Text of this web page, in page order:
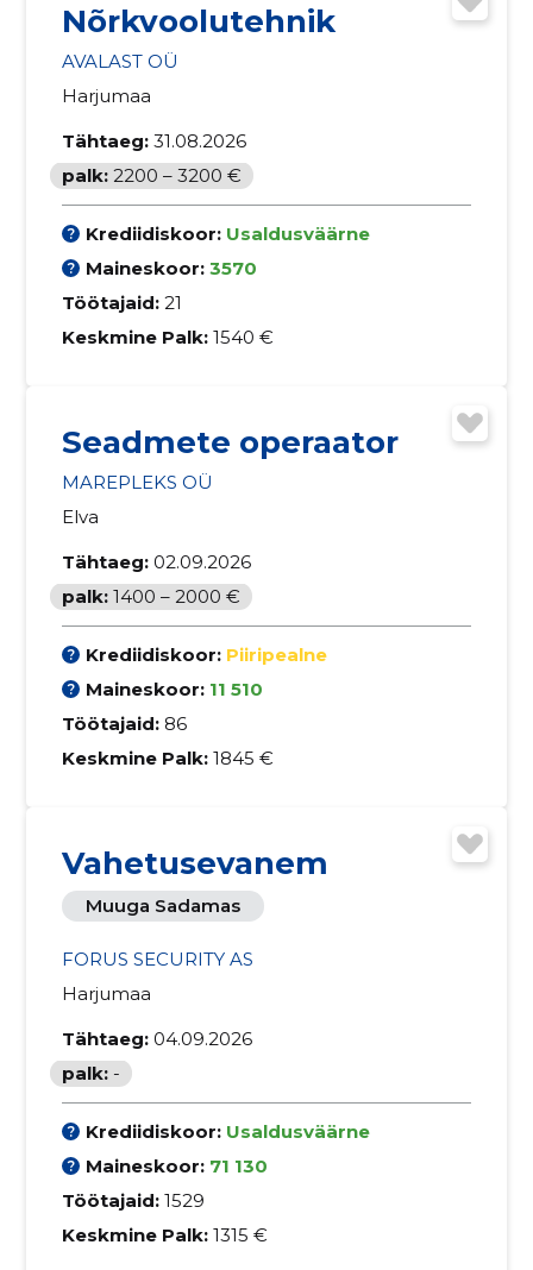
Nõrkvoolutehnik
AVALAST OÜ
Harjumaa
Tähtaeg: 31.08.2026
palk: 2200 – 3200 €
Krediidiskoor: Usaldusväärne
Maineskoor: 3570
Töötajaid: 21
Keskmine Palk: 1540 €
Seadmete operaator
MAREPLEKS OÜ
Elva
Tähtaeg: 02.09.2026
palk: 1400 – 2000 €
Krediidiskoor: Piiripealne
Maineskoor: 11 510
Töötajaid: 86
Keskmine Palk: 1845 €
Vahetusevanem
Muuga Sadamas
FORUS SECURITY AS
Harjumaa
Tähtaeg: 04.09.2026
palk: -
Krediidiskoor: Usaldusväärne
Maineskoor: 71 130
Töötajaid: 1529
Keskmine Palk: 1315 €